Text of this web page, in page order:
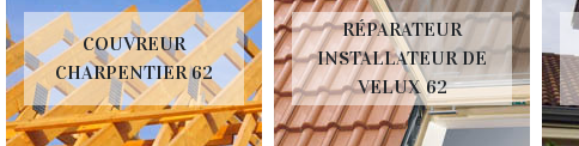
COUVREUR
CHARPENTIER 62
RÉPARATEUR
INSTALLATEUR DE
VELUX 62